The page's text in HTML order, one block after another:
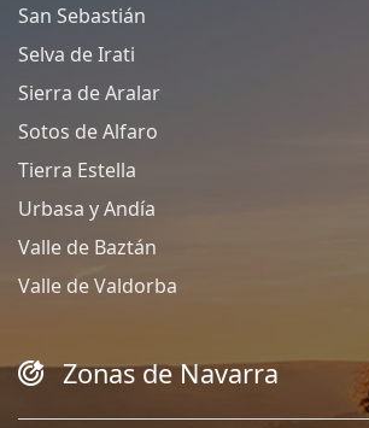
San Sebastián
Selva de Irati
Sierra de Aralar
Sotos de Alfaro
Tierra Estella
Urbasa y Andía
Valle de Baztán
Valle de Valdorba
Zonas de Navarra